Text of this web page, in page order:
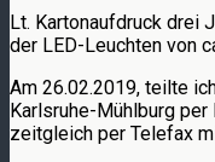
Lt. Kartonaufdruck drei
der LED-Leuchten von
Am 26.02.2019, teilte
Karlsruhe-Mühlburg
zeitgleich per Telefax